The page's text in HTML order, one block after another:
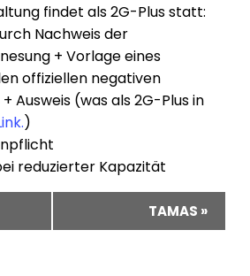
findet als 2G-Plus statt:
Nachweis der
+ Vorlage eines
offiziellen negativen
Ausweis (was als 2G-Plus in
)
reduzierter Kapazität
TAMAS »